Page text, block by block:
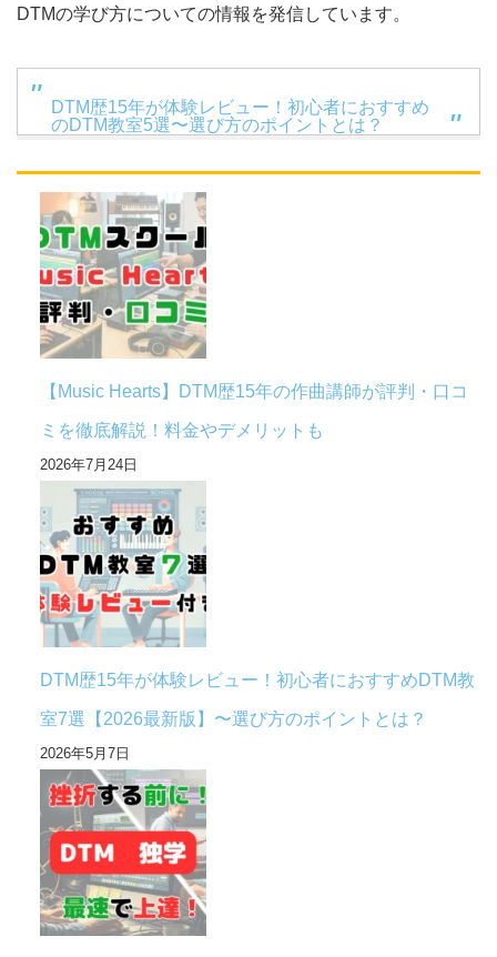
DTMの学び方についての情報を発信しています。
DTM歴15年が体験レビュー！初心者におすすめ
のDTM教室5選〜選び方のポイントとは？
【Music Hearts】DTM歴15年の作曲講師が評判・口コ
ミを徹底解説！料金やデメリットも
2026年7月24日
DTM歴15年が体験レビュー！初心者におすすめDTM教
室7選【2026最新版】〜選び方のポイントとは？
2026年5月7日